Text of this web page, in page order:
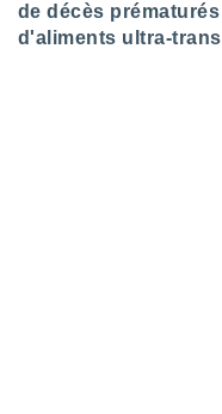
de décès
d'aliments ultra-